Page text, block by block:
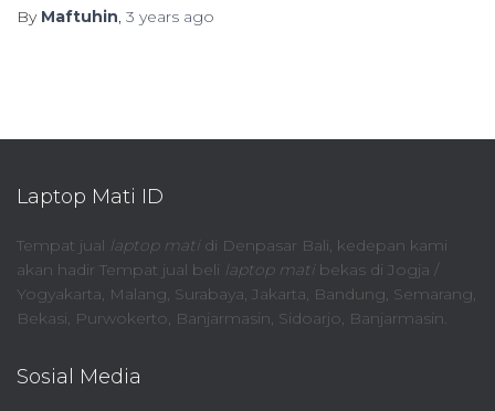
By Maftuhin, 3 years ago
Laptop Mati ID
Tempat jual laptop matidi Denpasar Bali, kedepan kami
akan hadir Tempat jual beli laptop matibekas di Jogja /
Yogyakarta, Malang, Surabaya, Jakarta, Bandung, Semarang,
Bekasi, Purwokerto, Banjarmasin, Sidoarjo, Banjarmasin.
Sosial Media